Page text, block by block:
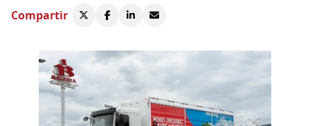
Compartir